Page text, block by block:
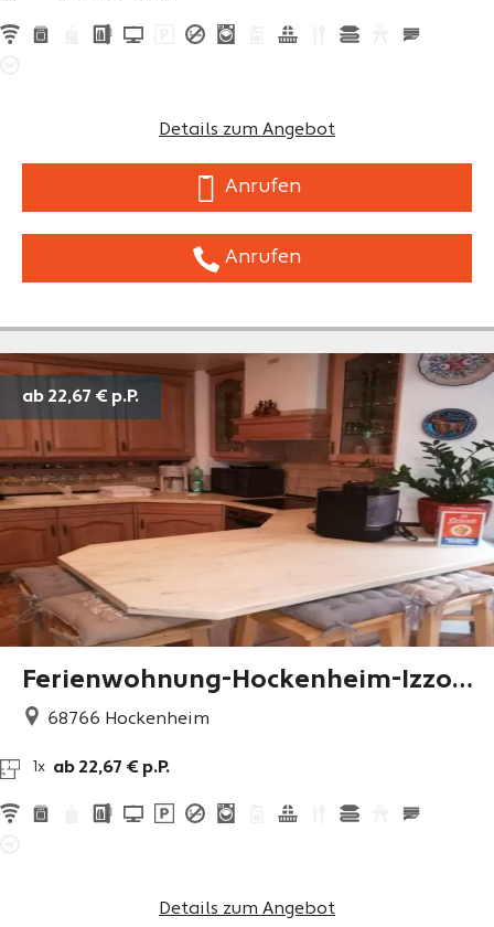
Details zum Angebot
Anrufen
Anrufen
Ferienwohnung-Hockenheim-Izzo 1
-6 Pers.
68766 Hockenheim
1x ab 22,67 € p.P.
Details zum Angebot
ab 22,67 € p.P.